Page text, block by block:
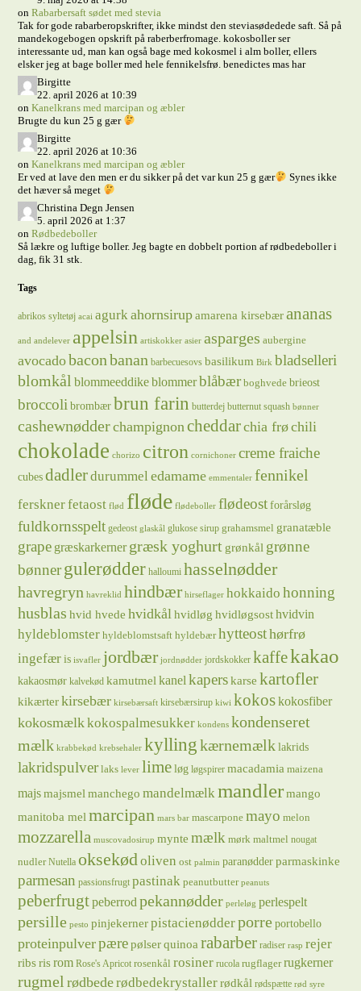
onRabarbersaft sødet med stevia
Tak for gode rabarberopskrifter, ikke mindst den steviasødedede saft. Så på
mandekogebogen opskrift på raberberfromage. kokosboller ser
interessante ud, man kan også bage med kokosmel i alm boller, ellers
elsker jeg at bage boller med hele fennikelsfrø. benedictes mas har
Birgitte
22. april 2026 at 10:39
onKanelkrans med marcipan og æbler
Brugte du kun 25 g gær
Birgitte
22. april 2026 at 10:36
onKanelkrans med marcipan og æbler
Er ved at lave den men er du sikker på det var kun 25 g gær
Synes ikke
det hæver så meget
Christina Degn Jensen
5. april 2026 at 1:37
onRødbedeboller
Så lækre og luftige boller. Jeg bagte en dobbelt portion af rødbedeboller i
dag, fik 31 stk.
Tags
abrikos syltetøj acai agurkahornsirupamarena kirsebærananas
and andelever appelsin artiskokker asier asparges aubergine
avocadobaconbanan barbecuesovs basilikum Birk bladselleri
blomkål blommeeddikeblommerblåbær boghvede brieost
broccoli brombær brun farin butterdej butternut squash bønner
cashewnødderchampignoncheddarchia frøchili
chokolade chorizo citron cornichoner creme fraiche
cubes dadlerdurummeledamame emmentaler fennikel
fersknerfetaost flød fløde flødeboller flødeost forårsløg
fuldkornsspelt gedeost glaskål glukose sirup grahamsmel granatæble
grape græskarkernergræsk yoghurt grønkål grønne
bønnergulerødder halloumi hasselnødder
havregryn havreklid hindbær hirseflager hokkaido honning
husblas hvid hvede hvidkålhvidløg hvidløgsost hvidvin
hyldeblomster hyldeblomstsaft hyldebær hytteosthørfrø
ingefær is isvafler jordbær jordnødder jordskokker kaffekakao
kakaosmør kalvekød kamutmel kanelkaperskarse kartofler
kikærterkirsebær kirsebærsaft kirsebærsirup kiwi kokoskokosfiber
kokosmælkkokospalmesukker kondens kondenseret
mælk krabbekød krebsehaler kylling kærnemælk lakrids
lakridspulver laks lever lime løg løgspirer macadamia maizena
majsmajsmel manchego mandelmælkmandler mango
manitoba mel marcipan mars bar mascarpone mayo melon
mozzarella muscovadosirup mynte mælk mørk maltmel nougat
nudler Nutella oksekødoliven ost palmin paranødder parmaskinke
parmesan passionsfrugt pastinak peanutbutter peanuts
peberfrugtpeberrodpekannødder perleløg perlespelt
persille pesto pinjekerner pistacienødderporre portobello
proteinpulverpære pølser quinoa rabarber radiser rasp rejer
ribs risrom Rose's Apricot rosenkål rosiner rucola rugflager rugkerner
rugmel rødbederødbedekrystallerrødkål rødspætte rød syre